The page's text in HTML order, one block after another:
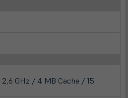
GHz / 4 MB Cache / 15